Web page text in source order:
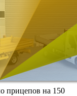
прицепов на 150